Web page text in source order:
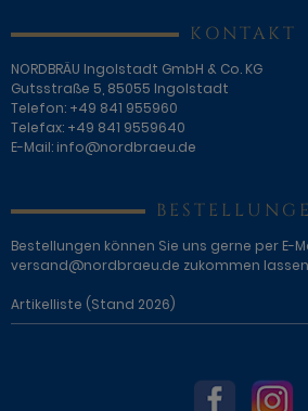
KONTAKT
NORDBRÄU Ingolstadt GmbH & Co. KG
Gutsstraße 5, 85055 Ingolstadt
Telefon: +49 841 955960
Telefax: +49 841 9559640
E-Mail: info@nordbraeu.de
Bestellungen können Sie uns gerne per E-
versand@nordbraeu.de zukommen
Artikelliste (Stand 2026)